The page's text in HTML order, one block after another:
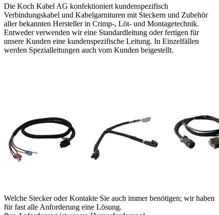
Die Koch Kabel AG konfektioniert kundenspezifisch
Verbindungskabel und Kabelgarnituren mit Steckern und Zubehör
aller bekannten Hersteller in Crimp-, Löt- und Montagetechnik.
Entweder verwenden wir eine Standardleitung oder fertigen für
unsere Kunden eine kundenspezifische Leitung. In Einzelfällen
werden Spezialleitungen auch vom Kunden beigestellt.
Welche Stecker oder Kontakte Sie auch immer benötigen; wir haben
für fast alle Anforderung eine Lösung.